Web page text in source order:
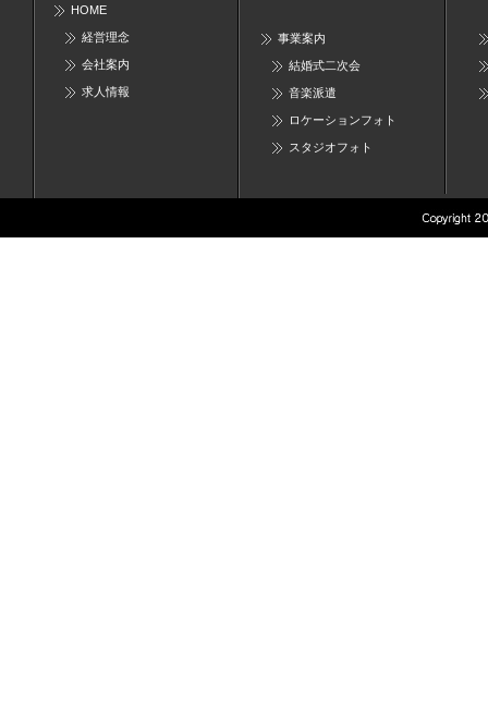
HOME
経営理念
会社案内
求人情報
事業案内
結婚式二次会
音楽派遣
ロケーションフォト
スタジオフォト